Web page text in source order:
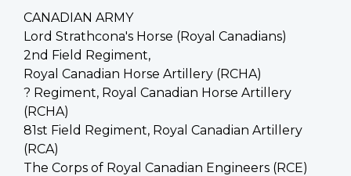
CANADIAN ARMY
Lord Strathcona's Horse (Royal Canadians)
2nd Field Regiment,
Royal Canadian Horse Artillery (RCHA)
? Regiment, Royal Canadian Horse Artillery
(RCHA)
81st Field Regiment, Royal Canadian Artillery
(RCA)
The Corps of Royal Canadian Engineers (RCE)